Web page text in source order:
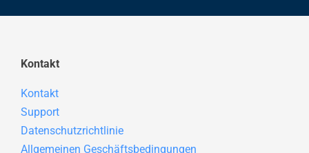
Kontakt
Kontakt
Support
Datenschutzrichtlinie
Allgemeinen Geschäftsbedingungen